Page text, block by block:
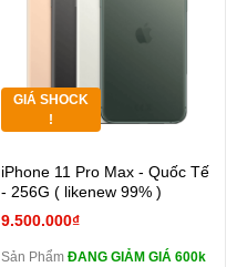
GIÁ SHOCK
!
iPhone 11 Pro Max - Quốc Tế
- 256G ( likenew 99% )
9.500.000₫
Sản Phẩm ĐANG GIẢM GIÁ 600k